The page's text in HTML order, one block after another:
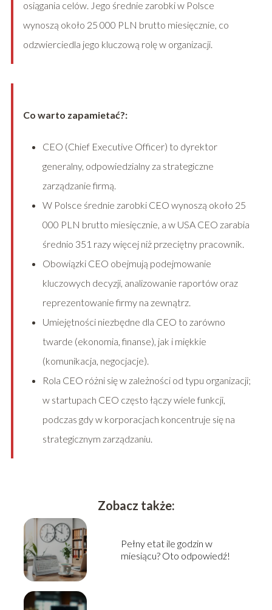
osiągania celów. Jego średnie zarobki w Polsce
wynoszą około 25 000 PLN brutto miesięcznie, co
odzwierciedla jego kluczową rolę w organizacji.
Co warto zapamietać?:
CEO (Chief Executive Officer) to dyrektor
generalny, odpowiedzialny za strategiczne
zarządzanie firmą.
W Polsce średnie zarobki CEO wynoszą około 25
000 PLN brutto miesięcznie, a w USA CEO zarabia
średnio 351 razy więcej niż przeciętny pracownik.
Obowiązki CEO obejmują podejmowanie
kluczowych decyzji, analizowanie raportów oraz
reprezentowanie firmy na zewnątrz.
Umiejętności niezbędne dla CEO to zarówno
twarde (ekonomia, finanse), jak i miękkie
(komunikacja, negocjacje).
Rola CEO różni się w zależności od typu organizacji;
w startupach CEO często łączy wiele funkcji,
podczas gdy w korporacjach koncentruje się na
strategicznym zarządzaniu.
Zobacz także:
Pełny etat ile godzin w
miesiącu? Oto odpowiedź!